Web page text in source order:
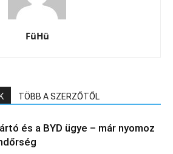
FüHü
TÖBB A SZERZŐTŐL
és a BYD ügye – már nyomoz